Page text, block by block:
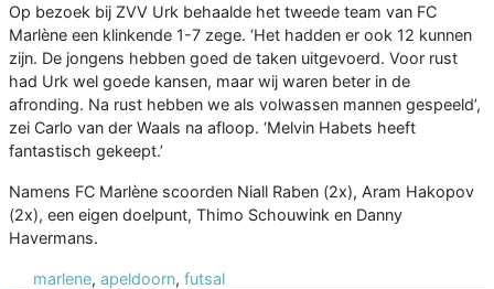
Op bezoek bij ZVV Urk behaalde het tweede team van FC
Marlène een klinkende 1-7 zege. ‘Het hadden er ook 12 kunnen
zijn. De jongens hebben goed de taken uitgevoerd. Voor rust
had Urk wel goede kansen, maar wij waren beter in de
afronding. Na rust hebben we als volwassen mannen gespeeld’,
zei Carlo van der Waals na afloop. ‘Melvin Habets heeft
fantastisch gekeept.’
Namens FC Marlène scoorden Niall Raben (2x), Aram Hakopov
(2x), een eigen doelpunt, Thimo Schouwink en Danny
Havermans.
marlene, apeldoorn, futsal